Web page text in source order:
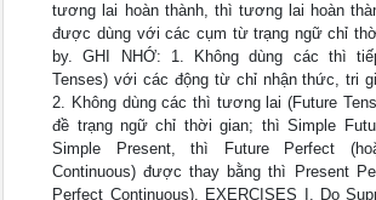
tương lai hoàn thành, thì tương lai hoàn
được dùng với các cụm từ trạng ngữ chỉ
by. GHI NHỚ: 1. Không dùng các thì
Tenses) với các động từ chỉ nhận thức, tri
2. Không dùng các thì tương lai (Future
đề trạng ngữ chỉ thời gian; thì Simple
Simple Present, thì Future Perfect
Continuous) được thay bằng thì Present
Perfect Continuous). EXERCISES I. Do